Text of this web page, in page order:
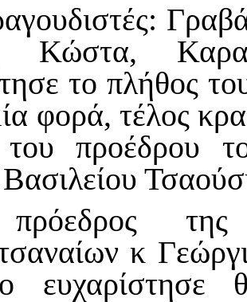
Κώστα,
το πλήθος
φορά, τέλος
του προέδρου
της
κ
ευχαρίστησε